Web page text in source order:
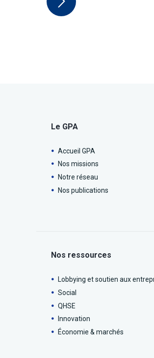
Le GPA
Accueil GPA
Nos missions
Notre réseau
Nos publications
Nos ressources
Lobbying et soutien aux
Social
QHSE
Innovation
Économie & marchés